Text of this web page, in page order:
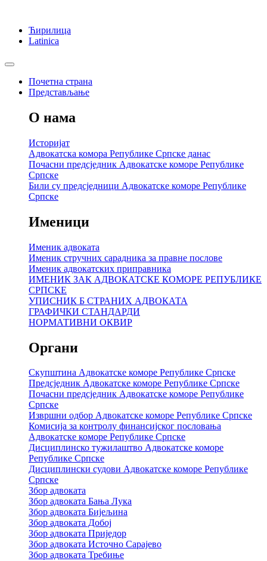
Ћирилица
Latinica
Почетна страна
Представљање
О нама
Историјат
Адвокатска комора Републике Српске данас
Почасни предсједник Адвокатске коморе Републике
Српске
Били су предсједници Адвокатске коморе Републике
Српске
Именици
Именик адвоката
Именик стручних сарадника за правне послове
Именик адвокатских приправника
ИМЕНИК ЗАК АДВОКАТСКЕ КОМОРЕ РЕПУБЛИКЕ
СРПСКЕ
УПИСНИК Б СТРАНИХ АДВОКАТА
ГРАФИЧКИ СТАНДАРДИ
НОРМАТИВНИ ОКВИР
Органи
Скупштина Адвокатске коморе Републике Српске
Предсједник Адвокатске коморе Републике Српске
Почасни предсједник Адвокатске коморе Републике
Српске
Извршни одбор Адвокатске коморе Републике Српске
Комисија за контролу финансијског пословања
Адвокатске коморе Републике Српске
Дисциплинско тужилаштво Адвокатске коморе
Републике Српске
Дисциплински судови Адвокатске коморе Републике
Српске
Збор адвоката
Збор адвоката Бања Лука
Збор адвоката Бијељина
Збор адвоката Добој
Збор адвоката Приједор
Збор адвоката Источно Сарајево
Збор адвоката Требиње